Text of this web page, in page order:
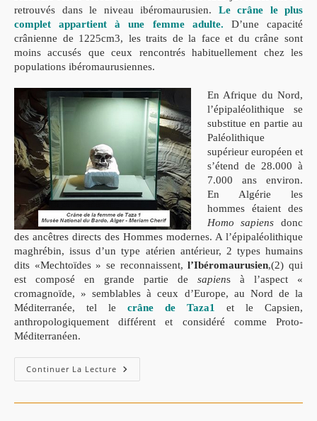
retrouvés dans le niveau ibéromaurusien. Le crâne le plus
complet appartient à une femme adulte. D’une capacité
crânienne de 1225cm3, les traits de la face et du crâne sont
moins accusés que ceux rencontrés habituellement chez les
populations ibéromaurusiennes.
En Afrique du Nord,
l’épipaléolithique se
substitue en partie au
Paléolithique
supérieur européen et
s’étend de 28.000 à
7.000 ans environ.
En Algérie les
hommes étaient des
Homo sapiens donc
des ancêtres directs des Hommes modernes. A l’épipaléolithique
maghrébin, issus d’un type atérien antérieur, 2 types humains
dits «Mechtoïdes » se reconnaissent,l’Ibéromaurusien,(2) qui
est composé en grande partie de sapiens à l’aspect «
cromagnoïde, » semblables à ceux d’Europe, au Nord de la
Méditerranée, tel le crâne de Taza1
et le Capsien,
anthropologiquement différent et considéré comme Proto-
Méditerranéen.
Continuer La Lecture